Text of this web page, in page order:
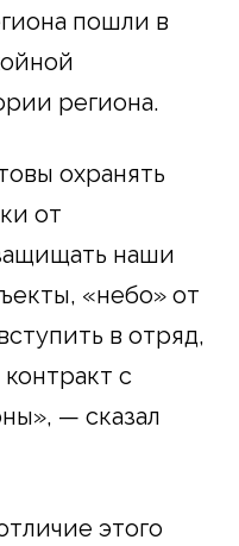
пошли в
региона.
охранять
от
наши
«небо» от
в отряд,
с
— сказал
этого